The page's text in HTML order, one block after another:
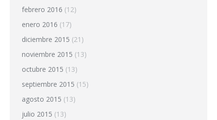
febrero 2016 (12)
enero 2016 (17)
diciembre 2015 (21)
noviembre 2015 (13)
octubre 2015 (13)
septiembre 2015 (15)
agosto 2015 (13)
julio 2015 (13)